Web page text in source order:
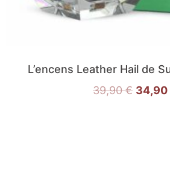
L’encens Leather Hail de
39,90€ 34,90